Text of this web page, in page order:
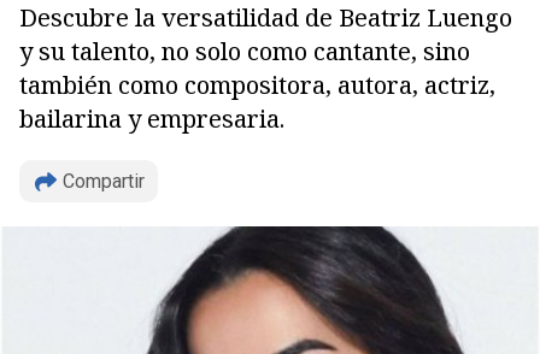
Descubre la versatilidad de Beatriz Luengo
y su talento, no solo como cantante, sino
también como compositora, autora, actriz,
bailarina y empresaria.
Compartir